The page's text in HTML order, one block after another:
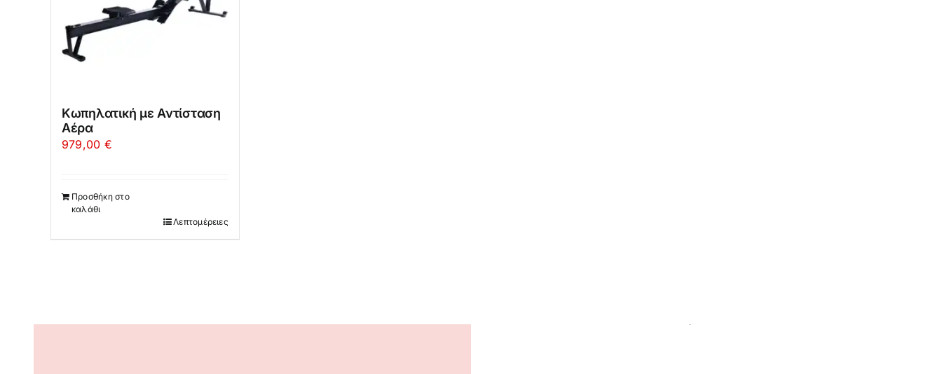
Κωπηλατική με Αντίσταση
Αέρα
979,00 €
Προσθήκη στο
καλάθι
Λεπτομέρειες